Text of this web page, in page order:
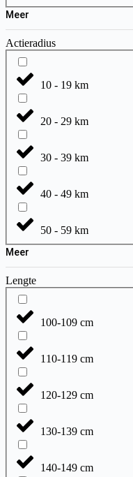
Meer
Actieradius
10 - 19 km
20 - 29 km
30 - 39 km
40 - 49 km
50 - 59 km
Meer
Lengte
100-109 cm
110-119 cm
120-129 cm
130-139 cm
140-149 cm